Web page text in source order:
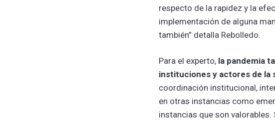
respecto de la rapidez y la
implementación de alguna
también” detalla Rebolledo.
Para el experto, la pandemia
instituciones y actores de la
coordinación institucional,
en otras instancias como
instancias que son valorables.